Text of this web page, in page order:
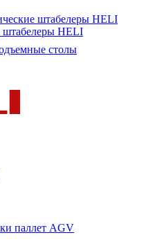
штабелеры HELI
HELI
столы
паллет AGV